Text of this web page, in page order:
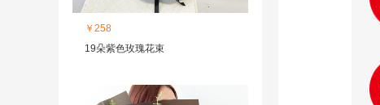
￥258
19朵紫色玫瑰花束